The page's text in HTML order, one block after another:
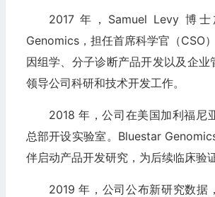
2017 年，Samuel Levy 博
Genomics，担任首席科学官（CSO
因组学、分子诊断产品开发以及企业
领导公司科研和技术开发工作。
2018 年，公司在美国加利福尼
总部开设实验室。Bluestar
伴启动产品开发研究，为后续临床验
2019 年，公司公布新研究数据